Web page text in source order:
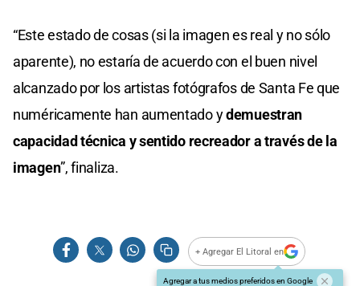
“Este estado de cosas (si la imagen es real y no sólo
aparente), no estaría de acuerdo con el buen nivel
alcanzado por los artistas fotógrafos de Santa Fe que
numéricamente han aumentado ydemuestran
capacidad técnica y sentido recreador a través de la
imagen”, finaliza.
+ Agregar El Litoral en
Agregar a tus medios preferidos en Google